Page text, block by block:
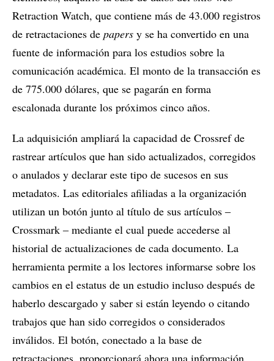
Retraction Watch, que contiene más de 43.000 registros
de retractaciones de papers y se ha convertido en una
fuente de información para los estudios sobre la
comunicación académica. El monto de la transacción es
de 775.000 dólares, que se pagarán en forma
escalonada durante los próximos cinco años.
La adquisición ampliará la capacidad de Crossref de
rastrear artículos que han sido actualizados, corregidos
o anulados y declarar este tipo de sucesos en sus
metadatos. Las editoriales afiliadas a la organización
utilizan un botón junto al título de sus artículos ‒
Crossmark ‒ mediante el cual puede accederse al
historial de actualizaciones de cada documento. La
herramienta permite a los lectores informarse sobre los
cambios en el estatus de un estudio incluso después de
haberlo descargado y saber si están leyendo o citando
trabajos que han sido corregidos o considerados
inválidos. El botón, conectado a la base de
retractaciones, proporcionará ahora una información